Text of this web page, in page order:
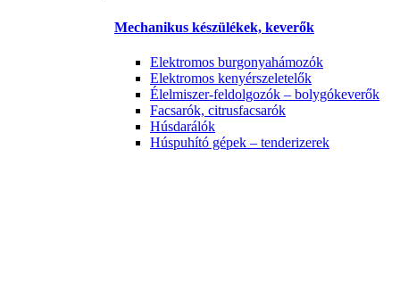
Mechanikus készülékek, keverők
Elektromos burgonyahámozók
Elektromos kenyérszeletelők
Élelmiszer-feldolgozók – bolygókeverők
Facsarók, citrusfacsarók
Húsdarálók
Húspuhító gépek – tenderizerek